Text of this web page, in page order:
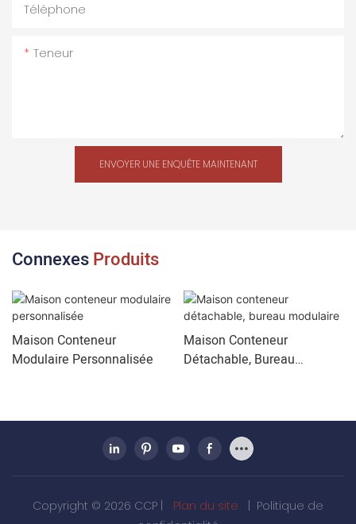
Téléphone
Teneur
ENVOYER UNE ENQUÊTE MAINTENANT
ConnexesProduits
Maison Conteneur
Modulaire Personnalisée
Maison Conteneur
Détachable, Bureau
Copyright © 2026 CCP | Plan du site
Politique de